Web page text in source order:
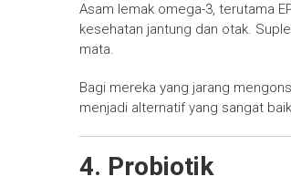
Asam lemak omega-3, terutama
kesehatan jantung dan otak.
mata.
Bagi mereka yang jarang
menjadi alternatif yang sangat
4. Probiotik